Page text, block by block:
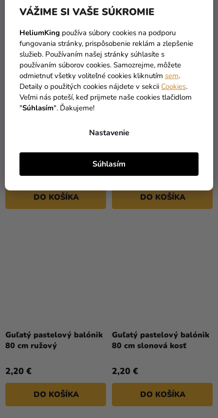
VÁŽIME SI VAŠE SÚKROMIE
HeliumKing používa súbory cookies na podporu
fungovania stránky, prispôsobenie reklám a zlepšenie
služieb. Používaním našej stránky súhlasíte s
používaním súborov cookies. Samozrejme, môžete
odmietnuť všetky voliteľné cookies kliknutím sem.
Detaily o použitých cookies nájdete v sekcii Cookies.
Veľmi nás poteší, keď prijmete naše cookies tlačidlom
"Súhlasím". Ďakujeme!
Nastavenie
Súhlasím
Guľatý pastelový balónik
2,20 €
DO KOŠÍKA
Guľatý pastelový balónik
2,20 €
DO KOŠÍKA
Guľatý pastelový balónik
80 cm ružový
2,20 €
DO KOŠÍKA
Guľatý pastelový balónik
80 cm slonová kosť
2,20 €
DO KOŠÍKA